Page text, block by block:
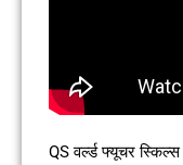
QS वर्ल्ड फ्यूचर